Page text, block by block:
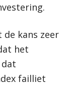
de kans zeer
het
failliet